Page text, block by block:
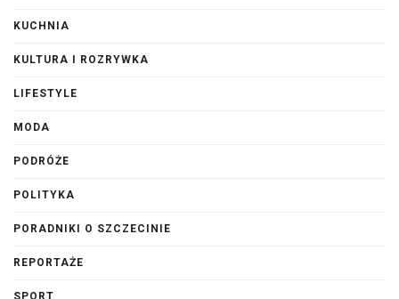
KUCHNIA
KULTURA I ROZRYWKA
LIFESTYLE
MODA
PODRÓŻE
POLITYKA
PORADNIKI O SZCZECINIE
REPORTAŻE